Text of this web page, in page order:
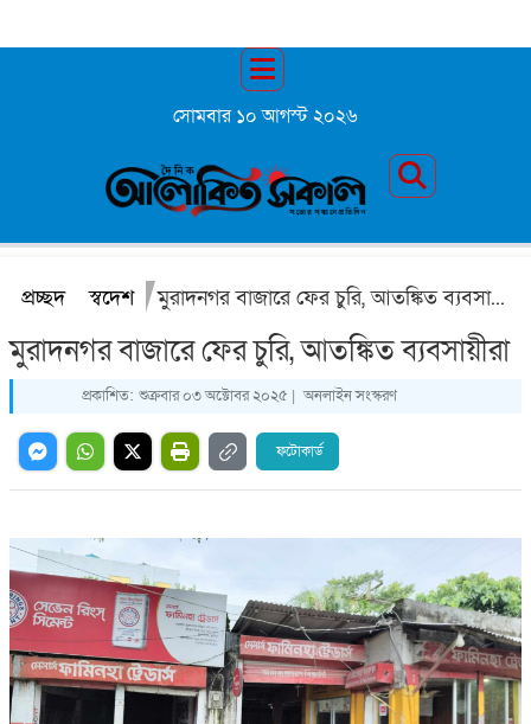
সোমবার ১০ আগস্ট ২০২৬
প্রচ্ছদ স্বদেশ মুরাদনগর বাজারে ফের চুরি, আতঙ্কিত ব্যবসায়ীরা
মুরাদনগর বাজারে ফের চুরি, আতঙ্কিত ব্যবসায়ীরা
প্রকাশিত: শুক্রবার ০৩ অক্টোবর ২০২৫ | অনলাইন সংস্করণ
ফটোকার্ড